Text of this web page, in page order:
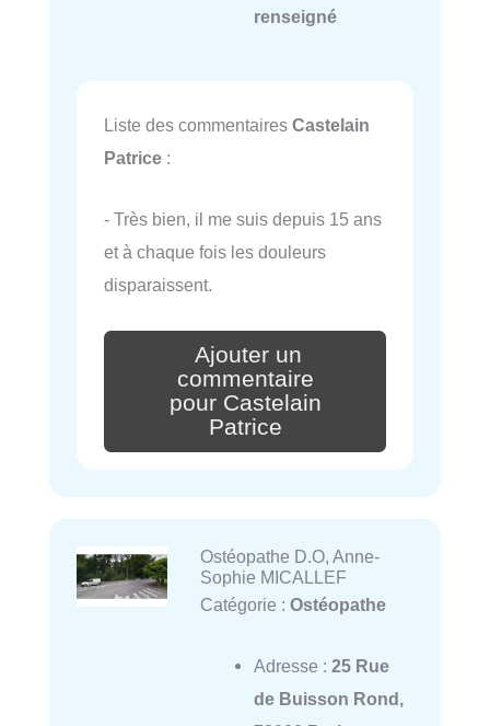
renseigné
Liste des commentaires Castelain
Patrice :
- Très bien, il me suis depuis 15 ans
et à chaque fois les douleurs
disparaissent.
Ajouter un
commentaire
pour Castelain
Patrice
Ostéopathe D.O, Anne-
Sophie MICALLEF
Catégorie : Ostéopathe
Adresse : 25 Rue
de Buisson Rond,